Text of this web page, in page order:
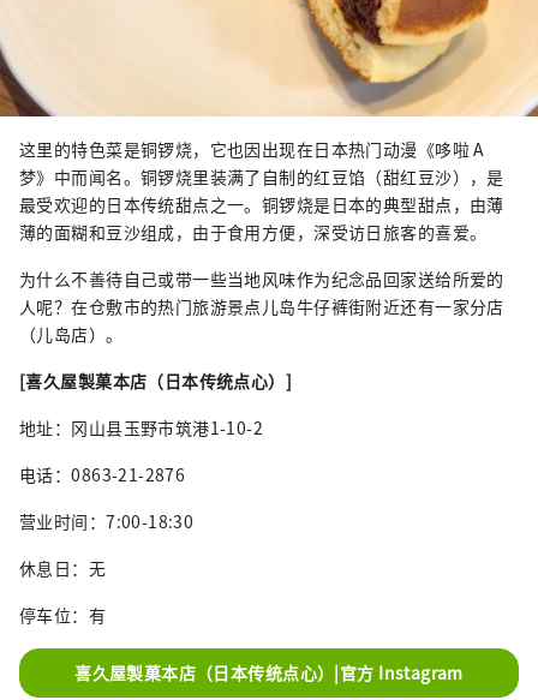
这里的特色菜是铜锣烧，它也因出现在日本热门动漫《哆啦 A
梦》中而闻名。铜锣烧里装满了自制的红豆馅（甜红豆沙），是
最受欢迎的日本传统甜点之一。铜锣烧是日本的典型甜点，由薄
薄的面糊和豆沙组成，由于食用方便，深受访日旅客的喜爱。
为什么不善待自己或带一些当地风味作为纪念品回家送给所爱的
人呢？在仓敷市的热门旅游景点儿岛牛仔裤街附近还有一家分店
（儿岛店）。
[喜久屋製菓本店（日本传统点心）]
地址：冈山县玉野市筑港1-10-2
电话：0863-21-2876
营业时间：7:00-18:30
休息日：无
停车位：有
喜久屋製菓本店（日本传统点心）|官方 Instagram